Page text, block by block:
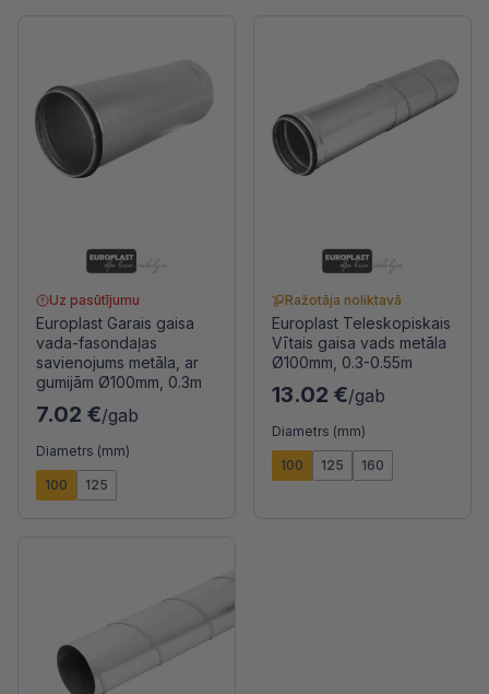
Uz pasūtījumu
Europlast Garais gaisa
vada-fasondaļas
savienojums metāla, ar
gumijām Ø100mm, 0.3m
7.02 €/gab
Diametrs (mm)
100 125
Ražotāja noliktavā
Europlast Teleskopiskais
Vītais gaisa vads metāla
Ø100mm, 0.3-0.55m
13.02 €/gab
Diametrs (mm)
100 125 160